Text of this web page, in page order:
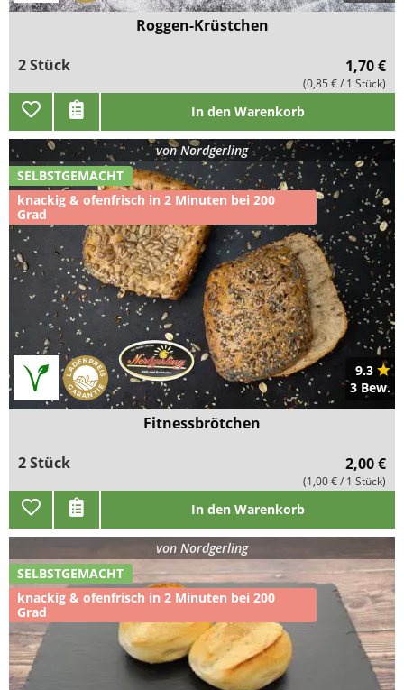
Roggen-Krüstchen
2 Stück
1,70 €
(0,85 € / 1 Stück)
In den Warenkorb
SELBSTGEMACHT
knackig & ofenfrisch in 2 Minuten bei 200
Grad
vonNordgerling
9.3
3 Bew.
Fitnessbrötchen
2 Stück
2,00 €
(1,00 € / 1 Stück)
In den Warenkorb
SELBSTGEMACHT
knackig & ofenfrisch in 2 Minuten bei 200
Grad
vonNordgerling